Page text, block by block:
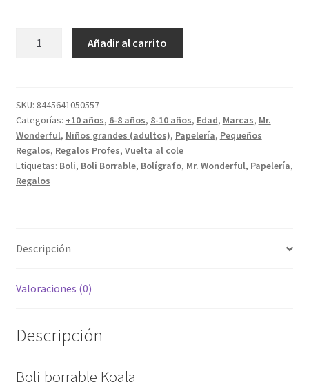
Añadir al carrito
SKU: 8445641050557
Categorías: +10 años, 6-8 años, 8-10 años, Edad, Marcas, Mr.
Wonderful, Niños grandes (adultos), Papelería, Pequeños
Regalos, Regalos Profes, Vuelta al cole
Etiquetas: Boli, Boli Borrable, Bolígrafo, Mr. Wonderful, Papelería,
Regalos
Descripción
Valoraciones (0)
Descripción
Boli borrable Koala